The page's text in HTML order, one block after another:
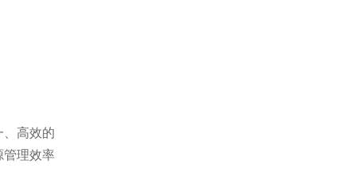
高效的
理效率